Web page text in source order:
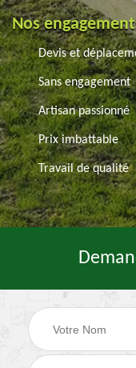
Nos
Devis et
Sans engagement
Artisan passionné
Prix imbattable
Travail de qualité